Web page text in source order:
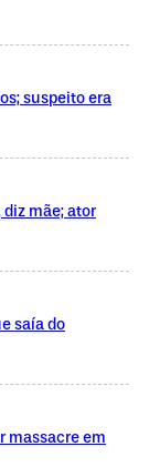
suspeito era
mãe; ator
saía do
massacre em